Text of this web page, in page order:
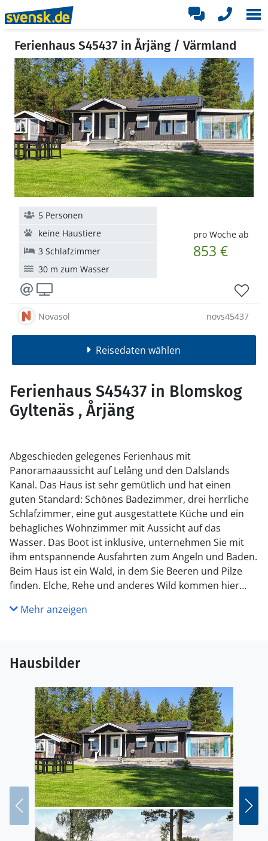
Ferienhaus S45437 in Årjäng / Värmland
pro Woche ab
853 €
5 Personen
keine Haustiere
3 Schlafzimmer
30 m zum Wasser
Novasol novs45437
Reisedaten wählen
Ferienhaus S45437 in Blomskog
Gyltenäs , Årjäng
Abgeschieden gelegenes Ferienhaus mit
Panoramaaussicht auf Lelång und den Dalslands
Kanal. Das Haus ist sehr gemütlich und hat einen
guten Standard: Schönes Badezimmer, drei herrliche
Schlafzimmer, eine gut ausgestattete Küche und ein
behagliches Wohnzimmer mit Aussicht auf das
Wasser. Das Boot ist inklusive, unternehmen Sie mit
ihm entspannende Ausfahrten zum Angeln und Baden.
Beim Haus ist ein Wald, in dem Sie Beeren und Pilze
finden. Elche, Rehe und anderes Wild kommen hier
fahren Sie am besten nach Årjang. Ein Golfplatz, gute
Mehr anzeigen
Hausbilder